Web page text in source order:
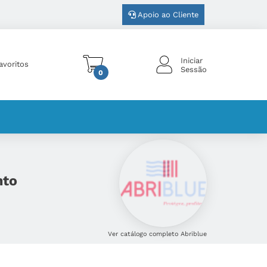
Apoio ao Cliente
0
Iniciar
Sessão
Ver catálogo completo Abriblue